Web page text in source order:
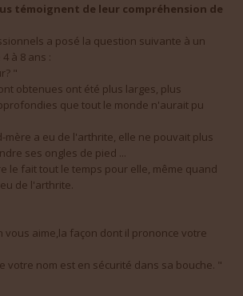
a posé la question suivante à un
à 8 ans :
"
obtenues ont été plus larges, plus
que tout le monde n'aurait pu
a eu de l'arthrite, elle ne pouvait plus
ses ongles de pied ...
le fait tout le temps pour elle, même quand
de l'arthrite.
aime,la façon dont il prononce votre
votre nom est en sécurité dans sa bouche. "